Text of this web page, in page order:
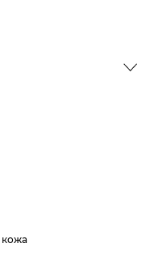
кожа